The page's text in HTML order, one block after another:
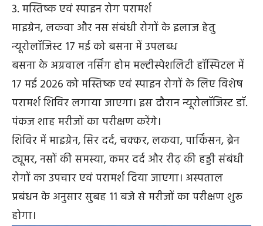
3. मस्तिष्क एवं स्पाइन रोग परामर्श
माइग्रेन, लकवा और नस संबंधी रोगों के इलाज हेतु
न्यूरोलॉजिस्ट 17 मई को बसना में उपलब्ध
बसना के अग्रवाल नर्सिंग होम मल्टीस्पेशलिटी हॉस्पिटल में
17 मई 2026 को मस्तिष्क एवं स्पाइन रोगों के लिए विशेष
परामर्श शिविर लगाया जाएगा। इस दौरान न्यूरोलॉजिस्ट डॉ.
पंकज शाह मरीजों का परीक्षण करेंगे।
शिविर में माइग्रेन, सिर दर्द, चक्कर, लकवा, पार्किंसन, ब्रेन
ट्यूमर, नसों की समस्या, कमर दर्द और रीढ़ की हड्डी संबंधी
रोगों का उपचार एवं परामर्श दिया जाएगा। अस्पताल
प्रबंधन के अनुसार सुबह 11 बजे से मरीजों का परीक्षण शुरू
होगा।